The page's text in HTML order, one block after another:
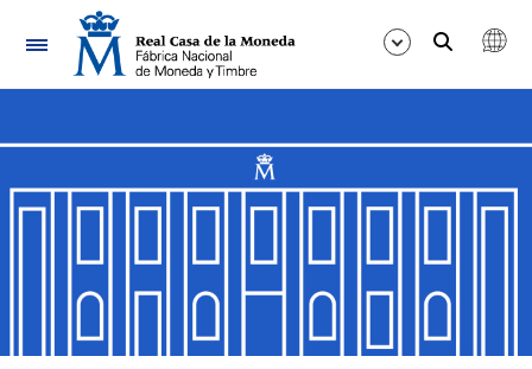
Nabigazioa
Erakutsi/Ezkutatu
Erakutsi/Ezkutatu
Erakutsi/Ezkutatu